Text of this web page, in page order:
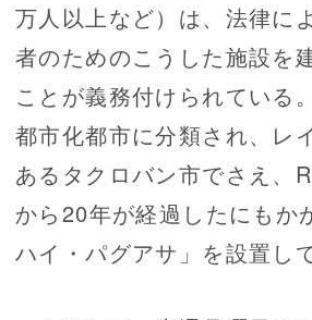
万人以上など）は、法律に
者のためのこうした施設を
ことが義務付けられている
都市化都市に分類され、レ
あるタクロバン市でさえ、
から20年が経過したにもか
ハイ・パグアサ」を設置し